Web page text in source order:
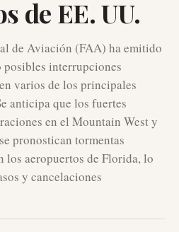
de EE. UU.
de Aviación (FAA) ha emitido
posibles interrupciones
varios de los principales
anticipa que los fuertes
en el Mountain West y
pronostican tormentas
los aeropuertos de Florida, lo
y cancelaciones